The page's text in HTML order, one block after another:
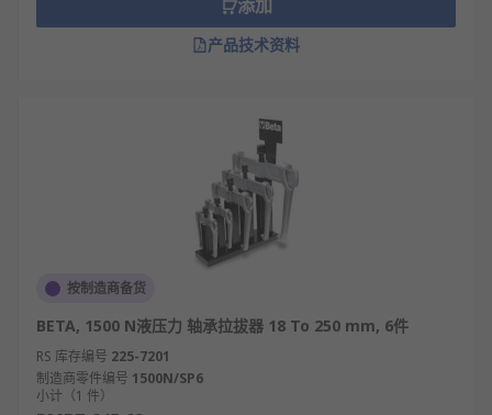
添加
产品技术资料
按制造商备货
BETA, 1500 N液压力 轴承拉拔器 18 To 250 mm, 6件
RS 库存编号 225-7201
制造商零件编号 1500N/SP6
小计（1 件）